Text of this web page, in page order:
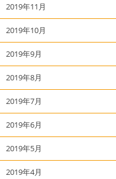
2019年11月
2019年10月
2019年9月
2019年8月
2019年7月
2019年6月
2019年5月
2019年4月